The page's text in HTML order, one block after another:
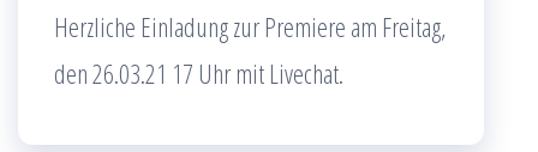
Herzliche Einladung zur Premiere am Freitag,
den 26.03.21 17 Uhr mit Livechat.